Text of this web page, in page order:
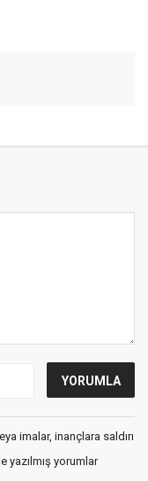
imalar, inançlara saldırı
yazılmış yorumlar